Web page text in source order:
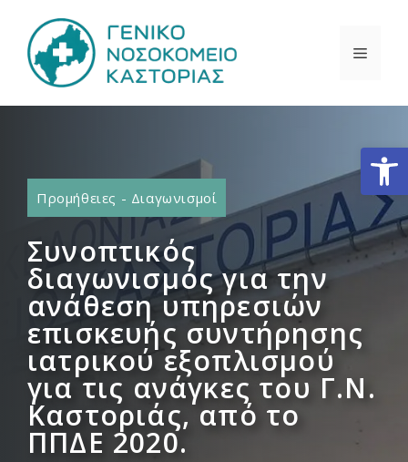
περιεχόμενο
Προμήθειες - Διαγωνισμοί
Συνοπτικός
διαγωνισμός για την
ανάθεση υπηρεσιών
επισκευής συντήρησης
ιατρικού εξοπλισμού
για τις ανάγκες του Γ.Ν.
Καστοριάς, από το
ΠΠΔΕ 2020.